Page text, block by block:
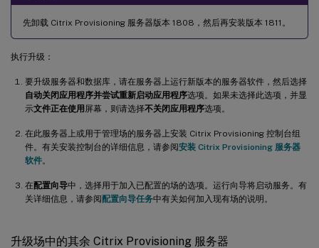
先卸载 Citrix Provisioning 服务器版本 1808，然后再安装版本 1811。
执行升级：
要升级服务器和数据库，请在服务器上运行新版本的服务器软件，然后选择
自动关闭应用程序并尝试重新启动应用程序选项。如果未选择此选项，并显
示文件正在使用 屏幕，则请选择不关闭应用程序选项。
在此服务器上或用于管理场的服务器上安装 Citrix Provisioning 控制台组
件。有关安装控制台的详细信息，请参阅安装 Citrix Provisioning 服务器
软件。
在配置向导中，选择用于加入已配置的场的选项。运行向导将启动服务。有
关详细信息，请参阅配置向导任务中有关如何加入现有场的说明。
升级场中的其余 Citrix Provisioning 服务器